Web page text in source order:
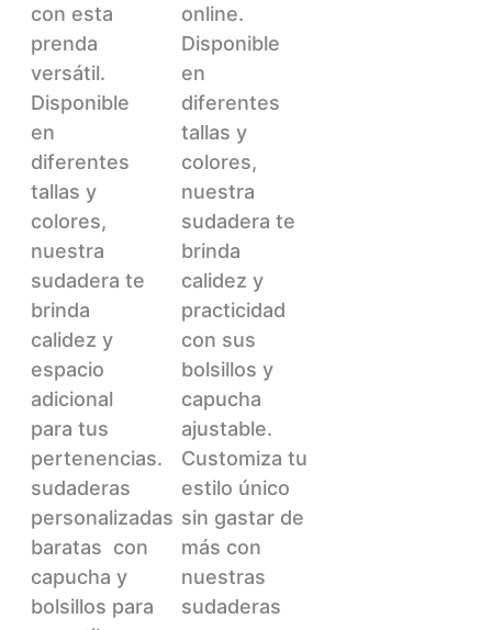
página
de
producto
con esta
prenda
versátil.
Disponible
en
diferentes
tallas y
colores,
nuestra
sudadera te
brinda
calidez y
espacio
adicional
para tus
pertenencias.
sudaderas
personalizadas
baratas con
capucha y
bolsillos para
página
de
producto
online.
Disponible
en
diferentes
tallas y
colores,
nuestra
sudadera te
brinda
calidez y
practicidad
con sus
bolsillos y
capucha
ajustable.
Customiza tu
estilo único
sin gastar de
más con
nuestras
sudaderas